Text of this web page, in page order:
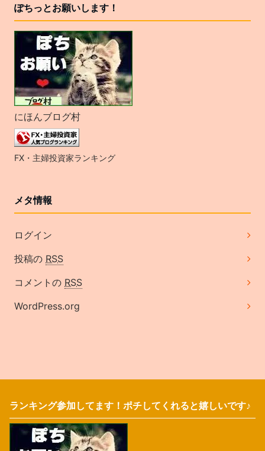
ぽちっとお願いします！
にほんブログ村
FX・主婦投資家ランキング
メタ情報
ログイン
投稿の RSS
コメントの RSS
WordPress.org
ランキング参加してます！ポチしてくれると嬉しいです♪